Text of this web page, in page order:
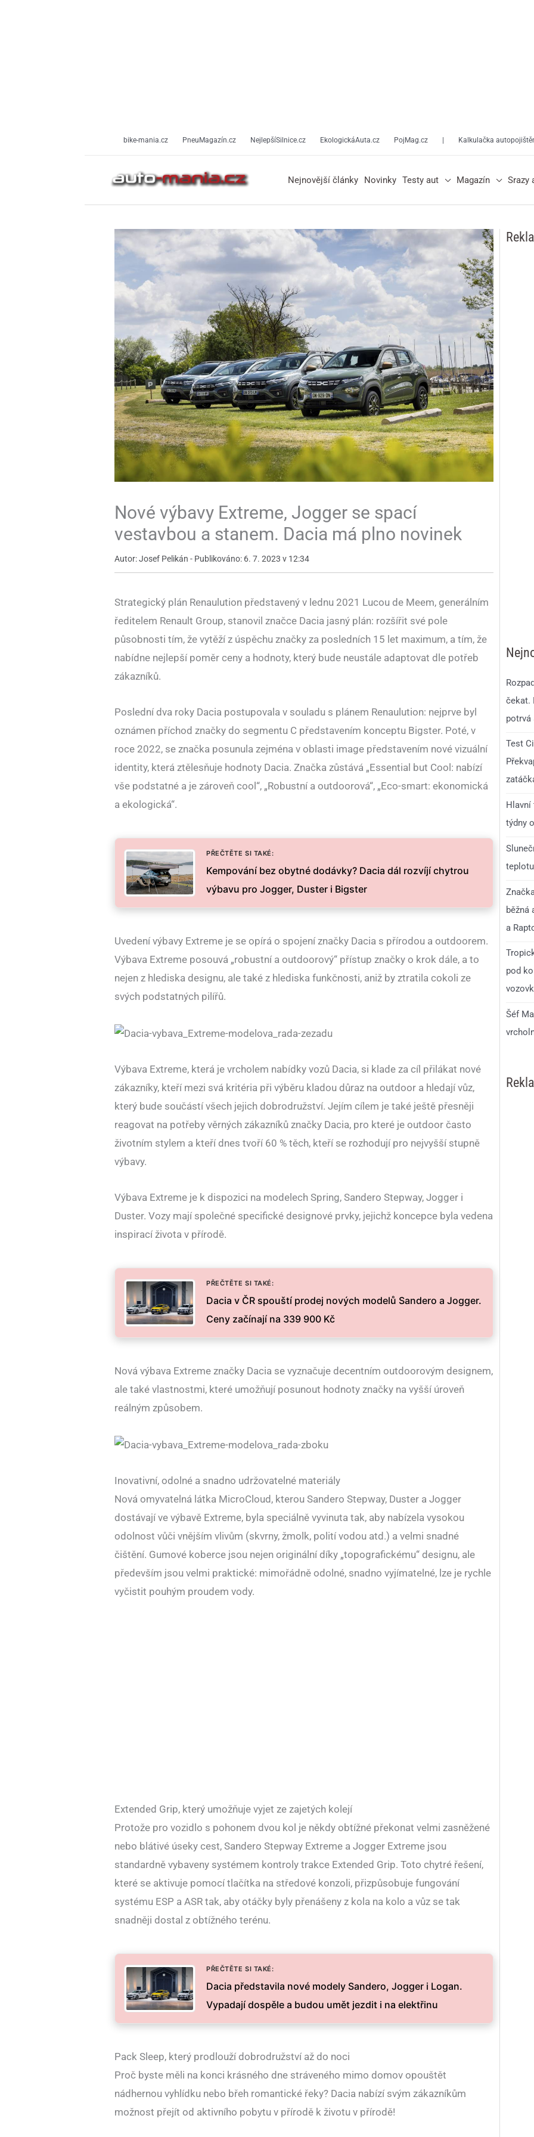
bike-mania.cz PneuMagazín.cz NejlepšíSilnice.cz EkologickáAuta.cz PojMag.cz Kalkulačka
Nejnovější články Novinky Testy aut Magazín Srazy
Nové výbavy Extreme, Jogger se spací
vestavbou a stanem. Dacia má plno novinek
Autor: Josef Pelikán - Publikováno: 6. 7. 2023 v 12:34
Strategický plán Renaulution představený v lednu 2021 Lucou de Meem, generálním
ředitelem Renault Group, stanovil značce Dacia jasný plán: rozšířit své pole
působnosti tím, že vytěží z úspěchu značky za posledních 15 let maximum, a tím, že
nabídne nejlepší poměr ceny a hodnoty, který bude neustále adaptovat dle potřeb
zákazníků.
Poslední dva roky Dacia postupovala v souladu s plánem Renaulution: nejprve byl
oznámen příchod značky do segmentu C představením konceptu Bigster. Poté, v
roce 2022, se značka posunula zejména v oblasti image představením nové vizuální
identity, která ztělesňuje hodnoty Dacia. Značka zůstává „Essential but Cool: nabízí
vše podstatné a je zároveň cool“, „Robustní a outdoorová“, „Eco-smart: ekonomická
a ekologická“.
PŘEČTĚTE SI TAKÉ:
Kempování bez obytné dodávky? Dacia dál rozvíjí chytrou
výbavu pro Jogger, Duster i Bigster
Uvedení výbavy Extreme je se opírá o spojení značky Dacia s přírodou a outdoorem.
Výbava Extreme posouvá „robustní a outdoorový“ přístup značky o krok dále, a to
nejen z hlediska designu, ale také z hlediska funkčnosti, aniž by ztratila cokoli ze
svých podstatných pilířů.
Výbava Extreme, která je vrcholem nabídky vozů Dacia, si klade za cíl přilákat nové
zákazníky, kteří mezi svá kritéria při výběru kladou důraz na outdoor a hledají vůz,
který bude součástí všech jejich dobrodružství. Jejím cílem je také ještě přesněji
reagovat na potřeby věrných zákazníků značky Dacia, pro které je outdoor často
životním stylem a kteří dnes tvoří 60 % těch, kteří se rozhodují pro nejvyšší stupně
výbavy.
Výbava Extreme je k dispozici na modelech Spring, Sandero Stepway, Jogger i
Duster. Vozy mají společné specifické designové prvky, jejichž koncepce byla vedena
inspirací života v přírodě.
PŘEČTĚTE SI TAKÉ:
Dacia v ČR spouští prodej nových modelů Sandero a Jogger.
Ceny začínají na 339 900 Kč
Nová výbava Extreme značky Dacia se vyznačuje decentním outdoorovým designem,
ale také vlastnostmi, které umožňují posunout hodnoty značky na vyšší úroveň
reálným způsobem.
Inovativní, odolné a snadno udržovatelné materiály
Nová omyvatelná látka MicroCloud, kterou Sandero Stepway, Duster a Jogger
dostávají ve výbavě Extreme, byla speciálně vyvinuta tak, aby nabízela vysokou
odolnost vůči vnějším vlivům (skvrny, žmolk, polití vodou atd.) a velmi snadné
čištění. Gumové koberce jsou nejen originální díky „topografickému“ designu, ale
především jsou velmi praktické: mimořádně odolné, snadno vyjímatelné, lze je rychle
vyčistit pouhým proudem vody.
Extended Grip, který umožňuje vyjet ze zajetých kolejí
Protože pro vozidlo s pohonem dvou kol je někdy obtížné překonat velmi zasněžené
nebo blátivé úseky cest, Sandero Stepway Extreme a Jogger Extreme jsou
standardně vybaveny systémem kontroly trakce Extended Grip. Toto chytré řešení,
které se aktivuje pomocí tlačítka na středové konzoli, přizpůsobuje fungování
systému ESP a ASR tak, aby otáčky byly přenášeny z kola na kolo a vůz se tak
snadněji dostal z obtížného terénu.
PŘEČTĚTE SI TAKÉ:
Dacia představila nové modely Sandero, Jogger i Logan.
Vypadají dospěle a budou umět jezdit i na elektřinu
Pack Sleep, který prodlouží dobrodružství až do noci
Proč byste měli na konci krásného dne stráveného mimo domov opouštět
nádhernou vyhlídku nebo břeh romantické řeky? Dacia nabízí svým zákazníkům
možnost přejít od aktivního pobytu v přírodě k životu v přírodě!
čekat.
potrvá
Test
Hlavní
týdny
běžná
a
pod
Šéf